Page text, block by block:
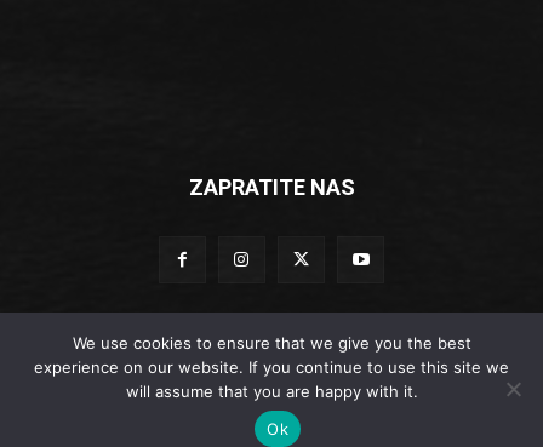
ZAPRATITE NAS
© Dubrovniknet.hr 2019
Marketing-Kontakti
We use cookies to ensure that we give you the best
experience on our website. If you continue to use this site we
will assume that you are happy with it.
Ok